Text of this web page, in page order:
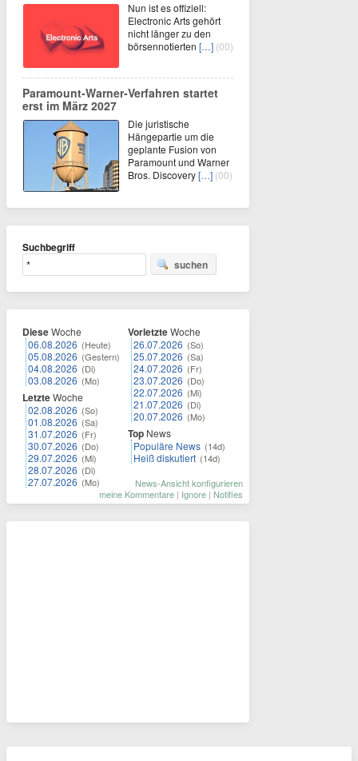
Nun ist es offiziell:
Electronic Arts gehört
nicht länger zu den
börsennotierten […] (00)
Paramount-Warner-Verfahren startet
erst im März 2027
Die juristische
Hängepartie um die
geplante Fusion von
Paramount und Warner
Bros. Discovery[…] (00)
Suchbegriff
suchen
DieseWoche
06.08.2026 (Heute)
05.08.2026 (Gestern)
04.08.2026 (Di)
03.08.2026 (Mo)
LetzteWoche
02.08.2026 (So)
01.08.2026 (Sa)
31.07.2026 (Fr)
30.07.2026 (Do)
29.07.2026 (Mi)
28.07.2026 (Di)
27.07.2026 (Mo)
VorletzteWoche
26.07.2026 (So)
25.07.2026 (Sa)
24.07.2026 (Fr)
23.07.2026 (Do)
22.07.2026 (Mi)
21.07.2026 (Di)
20.07.2026 (Mo)
Top News
Populäre News (14d)
Heiß diskutiert (14d)
News-Ansicht konfigurieren
meine Kommentare | Ignore | Notifies